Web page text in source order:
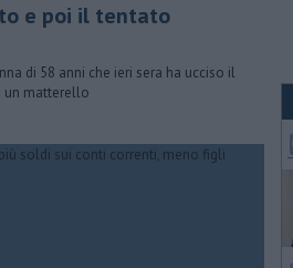
e poi il tentato
di 58 anni che ieri sera ha ucciso il
un matterello